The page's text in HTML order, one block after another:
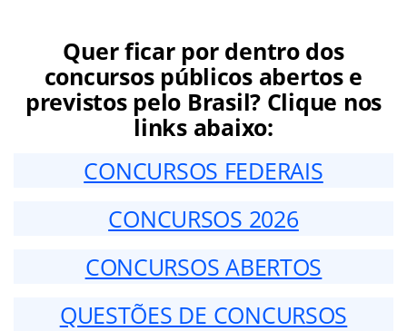
Quer ficar por dentro dos
concursos públicos abertos e
previstos pelo Brasil? Clique nos
links abaixo:
CONCURSOS FEDERAIS
CONCURSOS 2026
CONCURSOS ABERTOS
QUESTÕES DE CONCURSOS